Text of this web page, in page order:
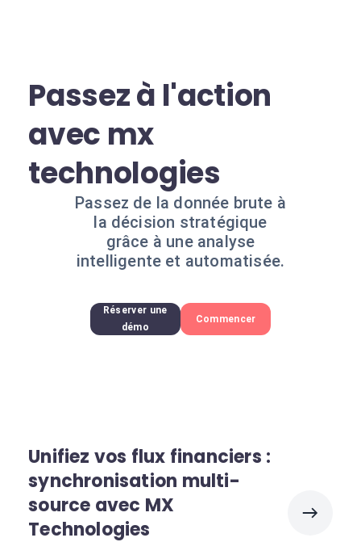
Passez à l'action
avec mx
technologies
Passez de la donnée brute à
la décision stratégique
grâce à une analyse
intelligente et automatisée.
Réserver une
démo
Commencer
Unifiez vos flux financiers :
synchronisation multi-
source avec MX
Technologies